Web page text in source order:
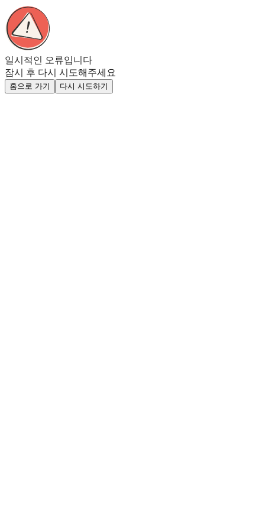
일시적인 오류입니다
잠시 후 다시 시도해주세요
홈으로 가기 다시 시도하기